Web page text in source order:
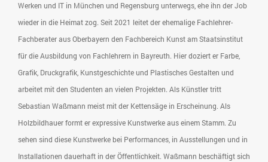
Werken und IT in München und Regensburg unterwegs, ehe ihn der Job
wieder in die Heimat zog. Seit 2021 leitet der ehemalige Fachlehrer-
Fachberater aus Oberbayern den Fachbereich Kunst am Staatsinstitut
für die Ausbildung von Fachlehrern in Bayreuth. Hier doziert er Farbe,
Grafik, Druckgrafik, Kunstgeschichte und Plastisches Gestalten und
arbeitet mit den Studenten an vielen Projekten. Als Künstler tritt
Sebastian Waßmann meist mit der Kettensäge in Erscheinung. Als
Holzbildhauer formt er expressive Kunstwerke aus einem Stamm. Zu
sehen sind diese Kunstwerke bei Performances, in Ausstellungen und in
Installationen dauerhaft in der Öffentlichkeit. Waßmann beschäftigt sich